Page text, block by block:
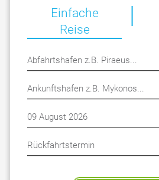
Einfache
Reise
|